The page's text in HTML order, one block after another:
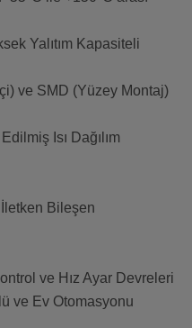
Yalıtım Kapasiteli
ve SMD (Yüzey Montaj)
Isı Dağılım
Bileşen
ve Hız Ayar Devreleri
ve Ev Otomasyonu